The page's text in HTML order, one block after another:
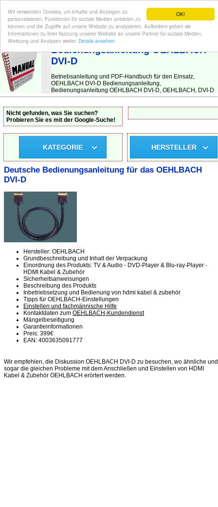
OK!
Wir verwenden Cookies, um Inhalte und Anzeigen zu
personalisieren, Funktionen für soziale Medien anbieten zu
können und die Zugriffe auf unsere Website zu analysieren. Außerdem geben wir
Informationen zu Ihrer Nutzung unserer Website an unsere Partner für soziale Medien,
Werbung und Analysen weiter. Details ansehen
BEDIENUNGSANLEITUNG| Hier finden Sie die deutsche Anleitung!
Bedienungsanleitung OEHLBACH
DVI-D
Betriebsanleitung und PDF-Handbuch für den Einsatz,
OEHLBACH DVI-D Bedienungsanleitung,
Bedienungsanleitung OEHLBACH DVI-D, OEHLBACH, DVI-D
Nicht gefunden, was Sie suchen?
Probieren Sie es mit der Google-Suche!
KATEGORIE HERSTELLER
Deutsche Bedienungsanleitung für das OEHLBACH
DVI-D
Hersteller: OEHLBACH
Grundbeschreibung und Inhalt der Verpackung
Einordnung des Produkts: TV & Audio - DVD-Player & Blu-ray-Player -
HDMI Kabel & Zubehör
Sicherheitsanweisungen
Beschreibung des Produkts
Inbetriebsetzung und Bedienung von hdmi kabel & zubehör
Tipps für OEHLBACH-Einstellungen
Einstellen und fachmännische Hilfe
Kontaktdaten zum OEHLBACH-Kundendienst
Mängelbeseitigung
Garantieinformationen
Preis: 399€
EAN: 4003635091777
Wir empfehlen, die Diskussion OEHLBACH DVI-D zu besuchen, wo ähnliche und
sogar die gleichen Probleme mit dem Anschließen und Einstellen von HDMI
Kabel & Zubehör OEHLBACH erörtert werden.